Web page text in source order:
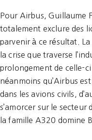
Pour Airbus, Guillaume
totalement exclure des
parvenir à ce résultat.
la crise que traverse
prolongement de celle-
néanmoins qu’Airbus
dans les avions civils,
s’amorcer sur le
la famille A320 domine